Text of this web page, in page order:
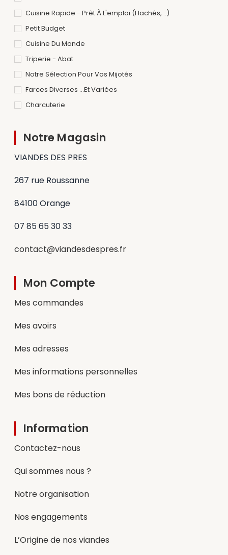
Cuisine Rapide - Prêt À L'emploi (hachés, ..)
Petit Budget
Cuisine Du Monde
Triperie - Abat
Notre Sélection Pour Vos Mijotés
Farces Diverses ...et Variées
Charcuterie
Notre Magasin
VIANDES DES PRES
267 rue Roussanne
84100 Orange
07 85 65 30 33
contact@viandesdespres.fr
Mon Compte
Mes commandes
Mes avoirs
Mes adresses
Mes informations personnelles
Mes bons de réduction
Information
Contactez-nous
Qui sommes nous ?
Notre organisation
Nos engagements
L’Origine de nos viandes